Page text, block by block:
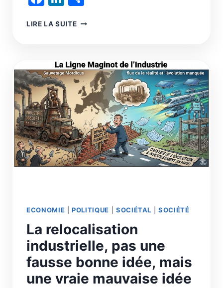
LIRE LA SUITEL’INDUSTRIE
LE
CO2
EST
LA
MOLÉCULE
DU
21E
SIÈCLE,
COMME
LE
PÉTROLE
20E
ECONOMIE |POLITIQUE SOCIÉTAL |SOCIÉTÉ
La relocalisation
industrielle, pas une
fausse bonne idée, mais
une vraie mauvaise idée